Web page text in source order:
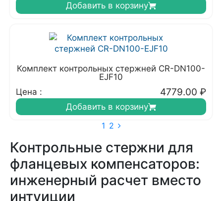
Добавить в корзину
Комплект контрольных стержней CR-DN100-
EJF10
Цена :
4779.00 ₽
Добавить в корзину
1 2
Контрольные стержни для
фланцевых компенсаторов:
инженерный расчет вместо
интуиции